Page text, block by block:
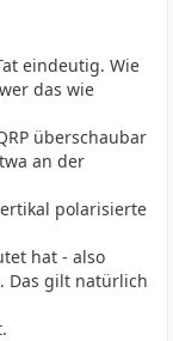
eindeutig. Wie
das wie
überschaubar
an der
polarisierte
hat - also
Das gilt natürlich